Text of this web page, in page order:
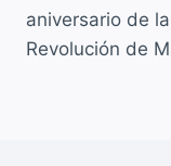
k
entradas
aniversario de la
Revolución de